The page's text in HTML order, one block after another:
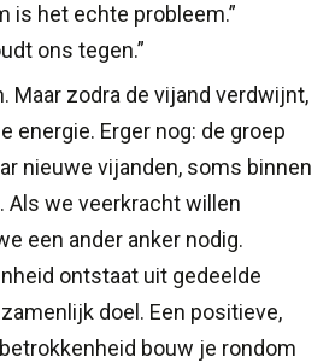
is het echte probleem.”
ons tegen.”
Maar zodra de vijand verdwijnt,
energie. Erger nog: de groep
nieuwe vijanden, soms binnen
Als we veerkracht willen
een ander anker nodig.
ontstaat uit gedeelde
doel. Een positieve,
bouw je rondom